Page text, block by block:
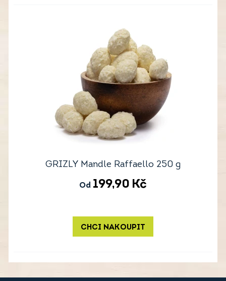
GRIZLY Mandle Raffaello 250 g
Od 199,90 Kč
CHCI NAKOUPIT